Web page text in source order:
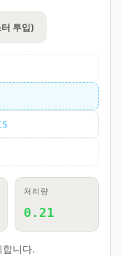
투입)
처리량
0.20
니다.